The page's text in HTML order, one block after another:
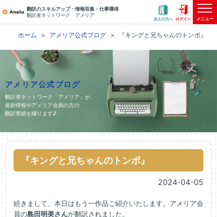
翻訳のスキルアップ・情報収集・仕事獲得
翻訳者ネットワーク アメリア
法人の方へ ログイン メニュー
ホーム アメリア公式ブログ 『キングと兄ちゃんのトンボ』
アメリア公式ブログ
翻訳者ネットワーク「アメリア」が、
最新情報やアメリア会員の方の
翻訳実績を綴ります♪
『キングと兄ちゃんのトンボ』
2024-04-05
続きまして、本日はもう一作品ご紹介いたします。アメリア会
員の島田明美さんが翻訳されました。